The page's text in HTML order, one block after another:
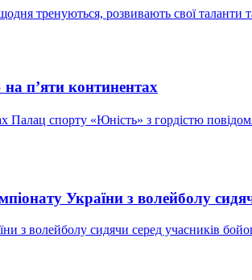
тренуються, розвивають свої таланти
п’яти континентах
Палац спорту «Юність» з гордістю
України з волейболу
з волейболу сидячи серед учасників